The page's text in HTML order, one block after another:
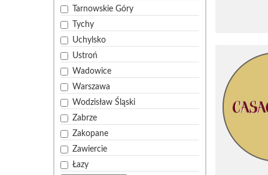
Tarnowskie Góry
Tychy
Uchylsko
Ustroń
Wadowice
Warszawa
Wodzisław Śląski
Zabrze
Zakopane
Zawiercie
Łazy